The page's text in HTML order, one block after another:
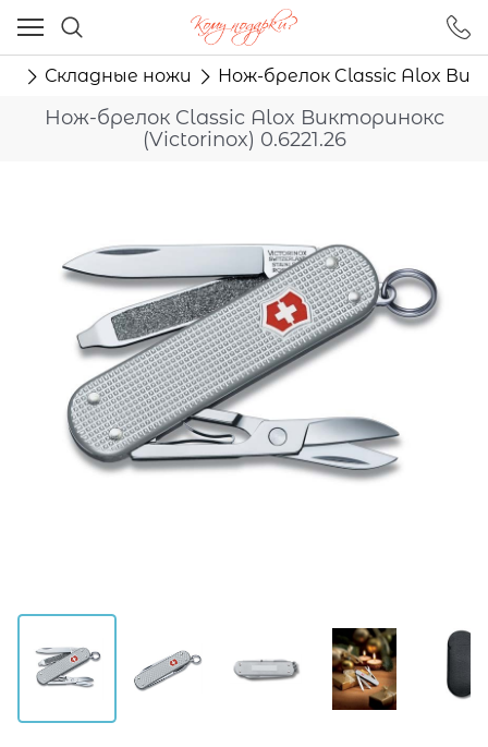
Складные ножи Нож-брелок Classic Alox
Нож-брелок Classic Alox Викторинокс
(Victorinox) 0.6221.26
Ваш город - Москва,
угадали?
ДА НЕТ